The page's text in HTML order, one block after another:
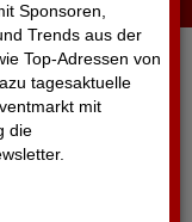
Sponsoren,
Trends aus der
Top-Adressen von
tagesaktuelle
mit
die